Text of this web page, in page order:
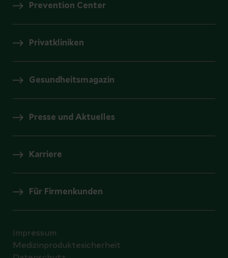
Prevention Center
Privatkliniken
Gesundheitsmagazin
Presse und Aktuelles
Karriere
Für Firmenkunden
Impressum
Medizinproduktesicherheit